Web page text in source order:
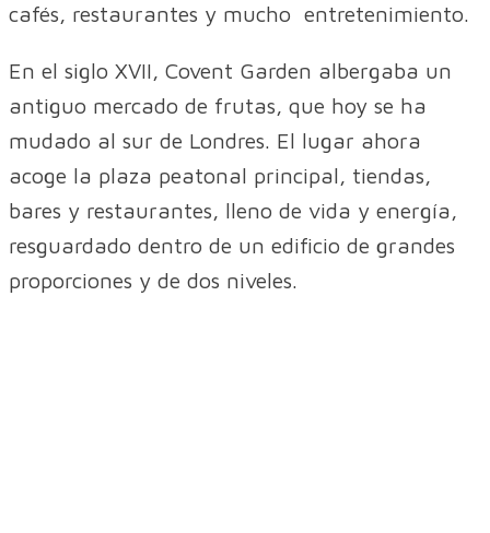
cafés, restaurantes y mucho entretenimiento.
En el siglo XVII, Covent Garden albergaba un
antiguo mercado de frutas, que hoy se ha
mudado al sur de Londres. El lugar ahora
acoge la plaza peatonal principal, tiendas,
bares y restaurantes, lleno de vida y energía,
resguardado dentro de un edificio de grandes
proporciones y de dos niveles.